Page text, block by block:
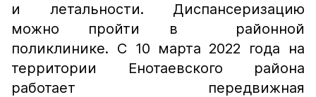
и летальности. Диспансеризацию
можно пройти в районной
поликлинике. С 10 марта 2022 года на
территории Енотаевского района
работает передвижная